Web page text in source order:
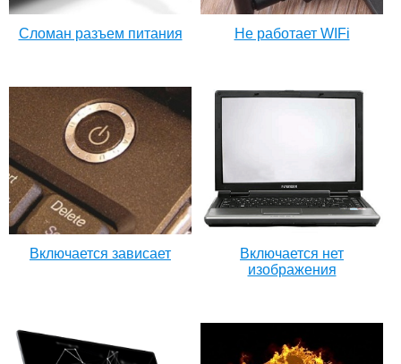
Сломан разъем питания Не работает WIFi
Включается зависает
Включается нет
изображения